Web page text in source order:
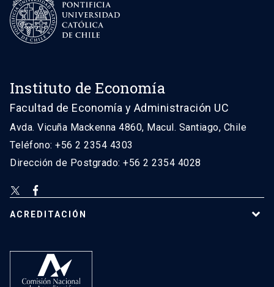
Instituto de Economía
Facultad de Economía y Administración UC
Avda. Vicuña Mackenna 4860, Macul. Santiago, Chile
Teléfono: +56 2 2354 4303
Dirección de Postgrado: +56 2 2354 4028
ACREDITACIÓN